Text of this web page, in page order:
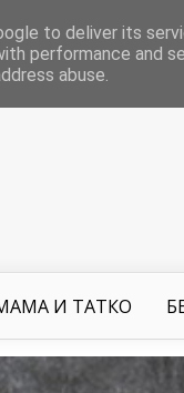
И ТАТКО
to deliver its
performance and
abuse.